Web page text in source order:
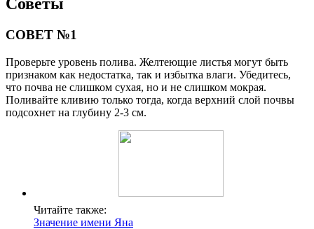
СОВЕТ №1
Проверьте уровень полива. Желтеющие листья могут быть
признаком как недостатка, так и избытка влаги. Убедитесь,
что почва не слишком сухая, но и не слишком мокрая.
Поливайте кливию только тогда, когда верхний слой почвы
подсохнет на глубину 2-3 см.
Читайте также:
Значение имени Яна